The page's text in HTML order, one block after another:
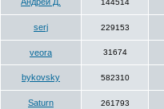
144514
serj 229153
veora 31674
bykovsky 582310
Saturn 261793